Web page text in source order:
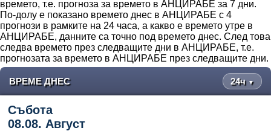
времето, т.е. прогноза за времето в АНЦИРАБЕ за 7 дни.
По-долу е показано времето днес в АНЦИРАБЕ с 4
прогнози в рамките на 24 часа, а какво е времето утре в
АНЦИРАБЕ, данните са точно под времето днес. След това
следва времето през следващите дни в АНЦИРАБЕ, т.е.
прогнозата за времето в АНЦИРАБЕ през следващите дни.
ВРЕМЕ ДНЕС 24ч ▼
Събота
08.08. Август